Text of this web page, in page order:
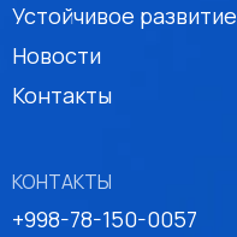
Контакты
КОНТАКТЫ
+998-78-150-0057
Новости
Устойчивое развитие